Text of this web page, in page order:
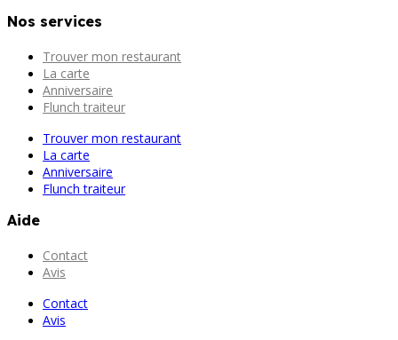
Nos services
Trouver mon restaurant
La carte
Anniversaire
Flunch traiteur
Trouver mon restaurant
La carte
Anniversaire
Flunch traiteur
Aide
Contact
Avis
Contact
Avis